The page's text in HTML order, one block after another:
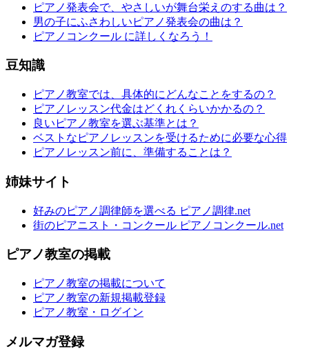
ピアノ発表会で、やさしいが舞台栄えのする曲は？
男の子にふさわしいピアノ発表会の曲は？
ピアノコンクール に詳しくなろう！
豆知識
ピアノ教室では、具体的にどんなことをするの？
ピアノレッスン代金はどくれくらいかかるの？
良いピアノ教室を選ぶ基準とは？
ベストなピアノレッスンを受けるために必要な心得
ピアノレッスン前に、準備することは？
姉妹サイト
好みのピアノ調律師を選べる ピアノ調律.net
街のピアニスト・コンクール ピアノコンクール.net
ピアノ教室の掲載
ピアノ教室の掲載について
ピアノ教室の新規掲載登録
ピアノ教室・ログイン
メルマガ登録